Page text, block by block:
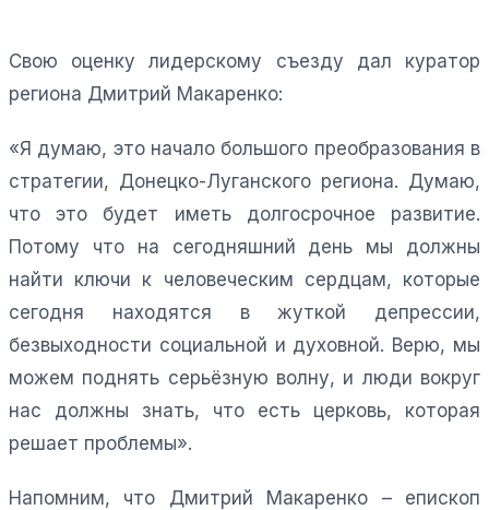
Свою оценку лидерскому съезду дал куратор
региона Дмитрий Макаренко:
«Я думаю, это начало большого преобразования в
стратегии, Донецко-Луганского региона. Думаю,
что это будет иметь долгосрочное развитие.
Потому что на сегодняшний день мы должны
найти ключи к человеческим сердцам, которые
сегодня находятся в жуткой депрессии,
безвыходности социальной и духовной. Верю, мы
можем поднять серьёзную волну, и люди вокруг
нас должны знать, что есть церковь, которая
решает проблемы».
Напомним, что Дмитрий Макаренко – епископ